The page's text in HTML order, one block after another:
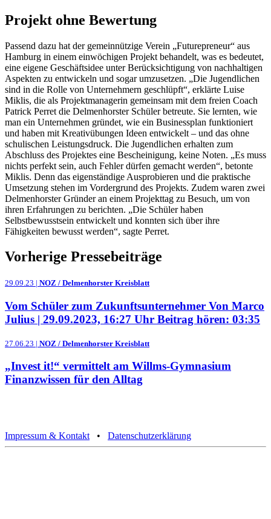
Projekt ohne Bewertung
Passend dazu hat der gemeinnützige Verein „Futurepreneur“ aus
Hamburg in einem einwöchigen Projekt behandelt, was es bedeutet,
eine eigene Geschäftsidee unter Berücksichtigung von nachhaltigen
Aspekten zu entwickeln und sogar umzusetzen. „Die Jugendlichen
sind in die Rolle von Unternehmern geschlüpft“, erklärte Luise
Miklis, die als Projektmanagerin gemeinsam mit dem freien Coach
Patrick Perret die Delmenhorster Schüler betreute. Sie lernten, wie
man ein Unternehmen gründet, wie ein Businessplan funktioniert
und haben mit Kreativübungen Ideen entwickelt – und das ohne
schulischen Leistungsdruck. Die Jugendlichen erhalten zum
Abschluss des Projektes eine Bescheinigung, keine Noten. „Es muss
nichts perfekt sein, auch Fehler dürfen gemacht werden“, betonte
Miklis. Denn das eigenständige Ausprobieren und die praktische
Umsetzung stehen im Vordergrund des Projekts. Zudem waren zwei
Delmenhorster Gründer an einem Projekttag zu Besuch, um von
ihren Erfahrungen zu berichten. „Die Schüler haben
Selbstbewusstsein entwickelt und konnten sich über ihre
Fähigkeiten bewusst werden“, sagte Perret.
Vorherige Pressebeiträge
29.09.23 | NOZ / Delmenhorster Kreisblatt
Vom Schüler zum Zukunftsunternehmer Von Marco
Julius | 29.09.2023, 16:27 Uhr Beitrag hören: 03:35
27.06.23 | NOZ / Delmenhorster Kreisblatt
„Invest it!“ vermittelt am Willms-Gymnasium
Finanzwissen für den Alltag
Impressum & Kontakt • Datenschutzerklärung